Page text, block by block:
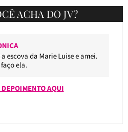
ACHA DO JV?
a escova da Marie Luise e amei.
ela.
DEPOIMENTO AQUI